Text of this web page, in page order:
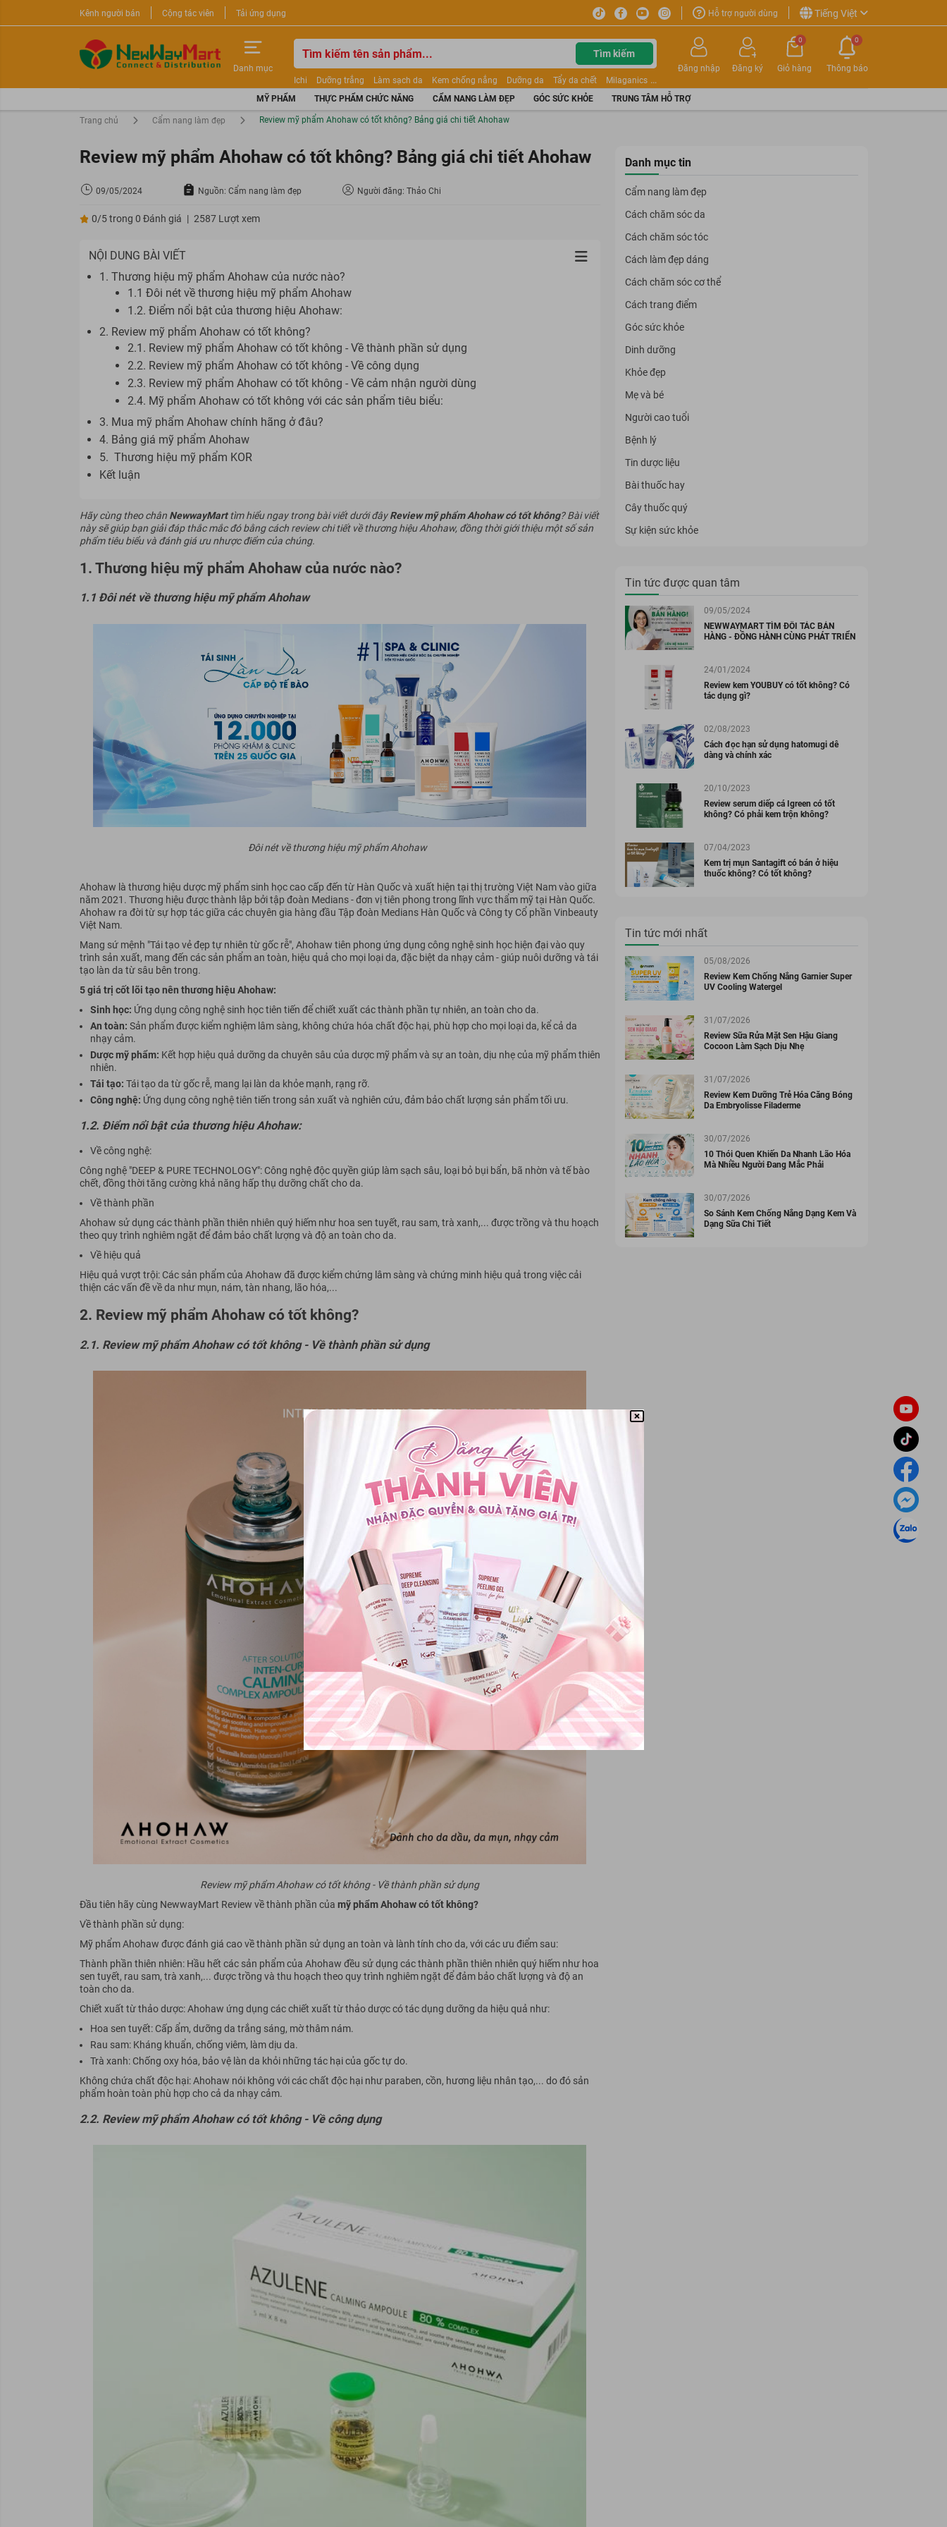
Kênh người bán Cộng tác viên Tải ứng dụng Hỗ trợ người dùng Tiếng Việt
Danh mục
Tìm kiếm
Ichi Dưỡng trắng Làm sạch da Kem chống nắng Dưỡng da Tẩy da chết
Milaganics
Nước tẩy trang
Kem trang điểm Dưỡng trắng Dior Mỹ phẩm Mặt nạ
Tinh chất
Sữa rửa mặt
Đăng nhập Đăng ký
0
Giỏ hàng Thông báo
0
MỸ PHẨM THỰC PHẨM CHỨC NĂNG CẨM NANG LÀM ĐẸP GÓC SỨC KHỎE TRUNG TÂM HỖ TRỢ
Trang chủ Cẩm nang làm đẹp Review mỹ phẩm Ahohaw có tốt không? Bảng giá chi tiết Ahohaw
Review mỹ phẩm Ahohaw có tốt không? Bảng giá chi tiết Ahohaw
09/05/2024 Nguồn: Cẩm nang làm đẹp Người đăng: Thảo Chi
0/5 trong 0 Đánh giá | 2587 Lượt xem
NỘI DUNG BÀI VIẾT
1. Thương hiệu mỹ phẩm Ahohaw của nước nào?
1.1 Đôi nét về thương hiệu mỹ phẩm Ahohaw
1.2. Điểm nổi bật của thương hiệu Ahohaw:
2. Review mỹ phẩm Ahohaw có tốt không?
2.1. Review mỹ phẩm Ahohaw có tốt không - Về thành phần sử dụng
2.2. Review mỹ phẩm Ahohaw có tốt không - Về công dụng
2.3. Review mỹ phẩm Ahohaw có tốt không - Về cảm nhận người dùng
2.4. Mỹ phẩm Ahohaw có tốt không với các sản phẩm tiêu biểu:
3. Mua mỹ phẩm Ahohaw chính hãng ở đâu?
4. Bảng giá mỹ phẩm Ahohaw
5. Thương hiệu mỹ phẩm KOR
Kết luận
Hãy cùng theo chân NewwayMarttìm hiểu ngay trong bài viết dưới đâyReview mỹ phẩm Ahohaw có tốt không? Bài viết
này sẽ giúp bạn giải đáp thắc mắc đó bằng cách review chi tiết về thương hiệu Ahohaw, đồng thời giới thiệu một số sản
phẩm tiêu biểu và đánh giá ưu nhược điểm của chúng.
1. Thương hiệu mỹ phẩm Ahohaw của nước nào?
1.1 Đôi nét về thương hiệu mỹ phẩm Ahohaw
Đôi nét về thương hiệu mỹ phẩm Ahohaw
Ahohaw là thương hiệu dược mỹ phẩm sinh học cao cấp đến từ Hàn Quốc và xuất hiện tại thị trường Việt Nam vào giữa
năm 2021. Thương hiệu được thành lập bởi tập đoàn Medians - đơn vị tiên phong trong lĩnh vực thẩm mỹ tại Hàn Quốc.
Ahohaw ra đời từ sự hợp tác giữa các chuyên gia hàng đầu Tập đoàn Medians Hàn Quốc và Công ty Cổ phần Vinbeauty
Việt Nam.
Mang sứ mệnh "Tái tạo vẻ đẹp tự nhiên từ gốc rễ", Ahohaw tiên phong ứng dụng công nghệ sinh học hiện đại vào quy
trình sản xuất, mang đến các sản phẩm an toàn, hiệu quả cho mọi loại da, đặc biệt da nhạy cảm - giúp nuôi dưỡng và tái
tạo làn da từ sâu bên trong.
5 giá trị cốt lõi tạo nên thương hiệu Ahohaw:
Sinh học: Ứng dụng công nghệ sinh học tiên tiến để chiết xuất các thành phần tự nhiên, an toàn cho da.
An toàn: Sản phẩm được kiểm nghiệm lâm sàng, không chứa hóa chất độc hại, phù hợp cho mọi loại da, kể cả da
nhạy cảm.
Dược mỹ phẩm: Kết hợp hiệu quả dưỡng da chuyên sâu của dược mỹ phẩm và sự an toàn, dịu nhẹ của mỹ phẩm thiên
nhiên.
Tái tạo: Tái tạo da từ gốc rễ, mang lại làn da khỏe mạnh, rạng rỡ.
Công nghệ: Ứng dụng công nghệ tiên tiến trong sản xuất và nghiên cứu, đảm bảo chất lượng sản phẩm tối ưu.
1.2. Điểm nổi bật của thương hiệu Ahohaw:
Về công nghệ:
Công nghệ "DEEP & PURE TECHNOLOGY": Công nghệ độc quyền giúp làm sạch sâu, loại bỏ bụi bẩn, bã nhờn và tế bào
chết, đồng thời tăng cường khả năng hấp thụ dưỡng chất cho da.
Về thành phần
Ahohaw sử dụng các thành phần thiên nhiên quý hiếm như hoa sen tuyết, rau sam, trà xanh,... được trồng và thu hoạch
theo quy trình nghiêm ngặt để đảm bảo chất lượng và độ an toàn cho da.
Về hiệu quả
Hiệu quả vượt trội: Các sản phẩm của Ahohaw đã được kiểm chứng lâm sàng và chứng minh hiệu quả trong việc cải
thiện các vấn đề về da như mụn, nám, tàn nhang, lão hóa,...
2. Review mỹ phẩm Ahohaw có tốt không?
2.1. Review mỹ phẩm Ahohaw có tốt không - Về thành phần sử dụng
Review mỹ phẩm Ahohaw có tốt không - Về thành phần sử dụng
Đầu tiên hãy cùng NewwayMart Review về thành phần của mỹ phẩm Ahohaw có tốt không?
Về thành phần sử dụng:
Mỹ phẩm Ahohaw được đánh giá cao về thành phần sử dụng an toàn và lành tính cho da, với các ưu điểm sau:
Thành phần thiên nhiên: Hầu hết các sản phẩm của Ahohaw đều sử dụng các thành phần thiên nhiên quý hiếm như hoa
sen tuyết, rau sam, trà xanh,... được trồng và thu hoạch theo quy trình nghiêm ngặt để đảm bảo chất lượng và độ an
toàn cho da.
Chiết xuất từ thảo dược: Ahohaw ứng dụng các chiết xuất từ thảo dược có tác dụng dưỡng da hiệu quả như:
Hoa sen tuyết: Cấp ẩm, dưỡng da trắng sáng, mờ thâm nám.
Rau sam: Kháng khuẩn, chống viêm, làm dịu da.
Trà xanh: Chống oxy hóa, bảo vệ làn da khỏi những tác hại của gốc tự do.
Không chứa chất độc hại: Ahohaw nói không với các chất độc hại như paraben, cồn, hương liệu nhân tạo,... do đó sản
phẩm hoàn toàn phù hợp cho cả da nhạy cảm.
2.2. Review mỹ phẩm Ahohaw có tốt không - Về công dụng
Danh mục tin
Cẩm nang làm đẹp
Cách chăm sóc da
Cách chăm sóc tóc
Cách làm đẹp dáng
Cách chăm sóc cơ thể
Cách trang điểm
Góc sức khỏe
Dinh dưỡng
Khỏe đẹp
Mẹ và bé
Người cao tuổi
Bệnh lý
Tin dược liệu
Bài thuốc hay
Cây thuốc quý
Sự kiện sức khỏe
Tin tức được quan tâm
09/05/2024
NEWWAYMART TÌM ĐỐI TÁC BÁN
HÀNG - ĐỒNG HÀNH CÙNG PHÁT TRIỂN
24/01/2024
Review kem YOUBUY có tốt không? Có
tác dụng gì?
02/08/2023
Cách đọc hạn sử dụng hatomugi dễ
dàng và chính xác
20/10/2023
Review serum diếp cá Igreen có tốt
không? Có phải kem trộn không?
07/04/2023
Kem trị mụn Santagift có bán ở hiệu
thuốc không? Có tốt không?
Tin tức mới nhất
05/08/2026
Review Kem Chống Nắng Garnier Super
UV Cooling Watergel
31/07/2026
Review Sữa Rửa Mặt Sen Hậu Giang
Cocoon Làm Sạch Dịu Nhẹ
31/07/2026
Review Kem Dưỡng Trẻ Hóa Căng Bóng
Da Embryolisse Filaderme
30/07/2026
10 Thói Quen Khiến Da Nhanh Lão Hóa
Mà Nhiều Người Đang Mắc Phải
30/07/2026
So Sánh Kem Chống Nắng Dạng Kem Và
Dạng Sữa Chi Tiết